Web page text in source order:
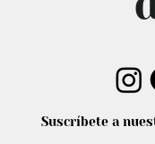
Suscríbete a